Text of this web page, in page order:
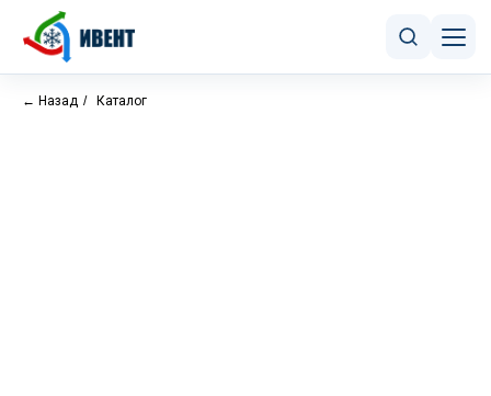
← Назад / Каталог